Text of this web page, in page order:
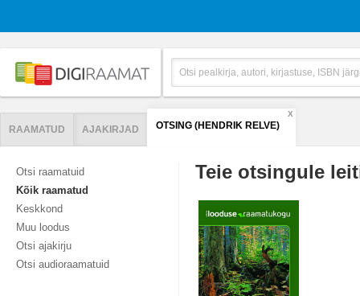
RAAMATUD AJAKIRJAD OTSING (HENDRIK RELVE)
X
Otsi raamatuid
Kõik raamatud
Keskkond
Muu loodus
Otsi ajakirju
Otsi audioraamatuid
Teie otsingule